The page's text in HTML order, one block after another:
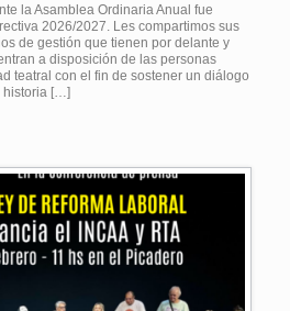
la Asamblea Ordinaria Anual fue
2026/2027. Les compartimos sus
de gestión que tienen por delante y
a disposición de las personas
teatral con el fin de sostener un diálogo
historia […]